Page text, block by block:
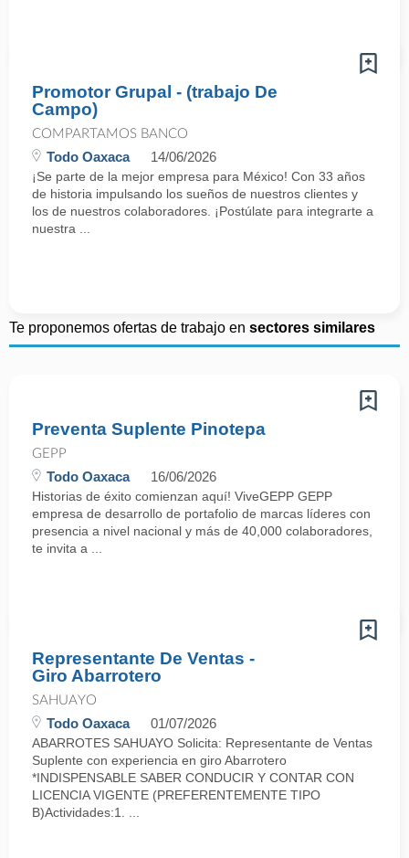
Promotor Grupal - (trabajo De
Campo)
COMPARTAMOS BANCO
Todo Oaxaca 14/06/2026
¡Se parte de la mejor empresa para México! Con 33 años
de historia impulsando los sueños de nuestros clientes y
los de nuestros colaboradores. ¡Postúlate para integrarte a
nuestra ...
Te proponemos ofertas de trabajo en sectores similares
Preventa Suplente Pinotepa
GEPP
Todo Oaxaca 16/06/2026
Historias de éxito comienzan aquí! ViveGEPP GEPP
empresa de desarrollo de portafolio de marcas líderes con
presencia a nivel nacional y más de 40,000 colaboradores,
te invita a ...
Representante De Ventas -
Giro Abarrotero
SAHUAYO
Todo Oaxaca 01/07/2026
ABARROTES SAHUAYO Solicita: Representante de Ventas
Suplente con experiencia en giro Abarrotero
*INDISPENSABLE SABER CONDUCIR Y CONTAR CON
LICENCIA VIGENTE (PREFERENTEMENTE TIPO
B)Actividades:1. ...